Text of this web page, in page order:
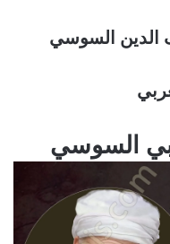
الدين السوسي
السوسي